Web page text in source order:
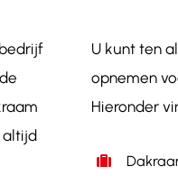
altijd
U kunt ten
opnemen
Hieronder